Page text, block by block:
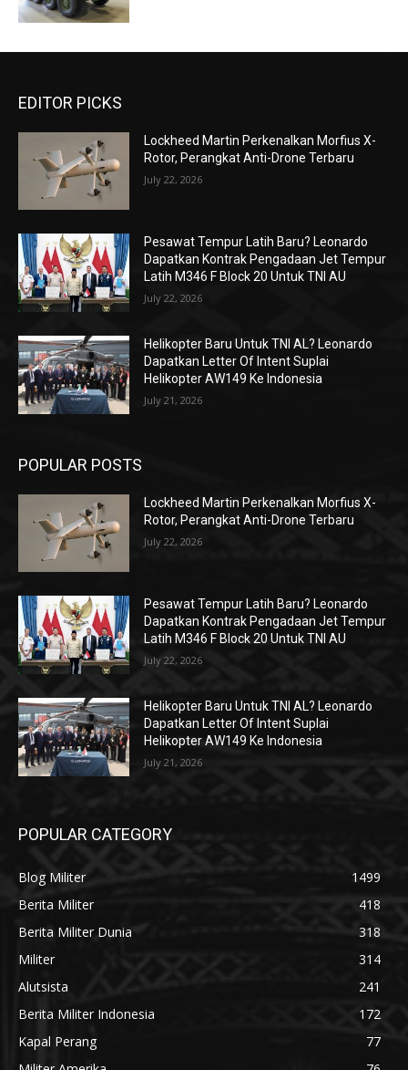
EDITOR PICKS
Lockheed Martin Perkenalkan Morfius X-
Rotor, Perangkat Anti-Drone Terbaru
July 22, 2026
Pesawat Tempur Latih Baru? Leonardo
Dapatkan Kontrak Pengadaan Jet Tempur
Latih M346 F Block 20 Untuk TNI AU
July 22, 2026
Helikopter Baru Untuk TNI AL? Leonardo
Dapatkan Letter Of Intent Suplai
Helikopter AW149 Ke Indonesia
July 21, 2026
POPULAR POSTS
Lockheed Martin Perkenalkan Morfius X-
Rotor, Perangkat Anti-Drone Terbaru
July 22, 2026
Pesawat Tempur Latih Baru? Leonardo
Dapatkan Kontrak Pengadaan Jet Tempur
Latih M346 F Block 20 Untuk TNI AU
July 22, 2026
Helikopter Baru Untuk TNI AL? Leonardo
Dapatkan Letter Of Intent Suplai
Helikopter AW149 Ke Indonesia
July 21, 2026
POPULAR CATEGORY
Blog Militer
1499
Berita Militer
418
Berita Militer Dunia
318
Militer
314
Alutsista
241
Berita Militer Indonesia
172
Kapal Perang
77